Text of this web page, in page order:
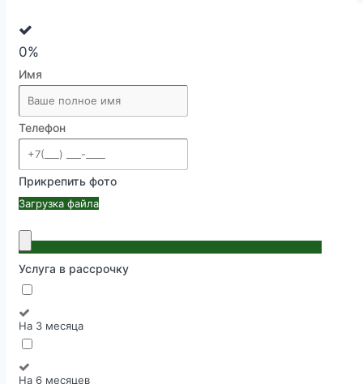
0%
Имя
Телефон
Прикрепить фото
Загрузка файла
Услуга в рассрочку
На 3 месяца
На 6 месяцев